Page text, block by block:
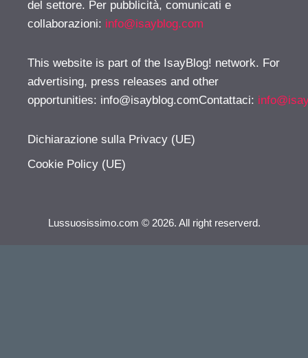
del settore. Per pubblicità, comunicati e
collaborazioni: info@isayblog.com
This website is part of the IsayBlog! network. For
advertising, press releases and other
opportunities: info@isayblog.comContattaci:
Dichiarazione sulla Privacy (UE)
Cookie Policy (UE)
Lussuosissimo.com © 2026. All right reserverd.